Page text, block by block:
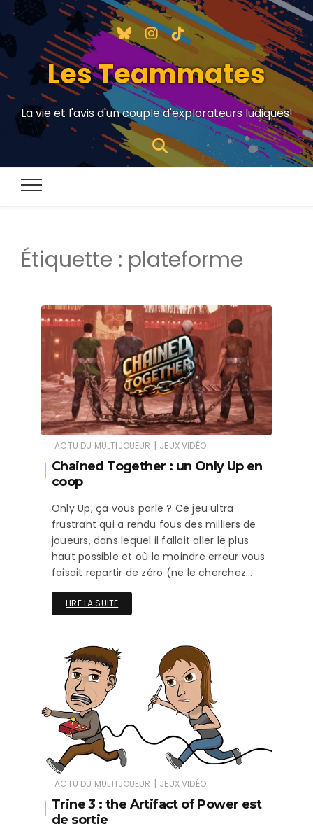
Les Teammates
La vie et l'avis d'un couple d'explorateurs ludiques!
Étiquette : plateforme
ACTU DU MULTIJOUEUR | JEUX VIDÉO
Chained Together : un Only Up en
coop
Only Up, ça vous parle ? Ce jeu ultra
frustrant qui a rendu fous des milliers de
joueurs, dans lequel il fallait aller le plus
haut possible et où la moindre erreur vous
faisait repartir de zéro (ne le cherchez…
LIRE LA SUITE
ACTU DU MULTIJOUEUR | JEUX VIDÉO
Trine 3 : the Artifact of Power est
de sortie